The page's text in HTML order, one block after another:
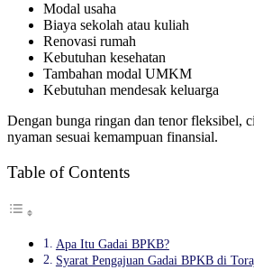
Modal usaha
Biaya sekolah atau kuliah
Renovasi rumah
Kebutuhan kesehatan
Tambahan modal UMKM
Kebutuhan mendesak keluarga
Dengan bunga ringan dan tenor fleksibel,
nyaman sesuai kemampuan finansial.
Table of Contents
Apa Itu Gadai BPKB?
Syarat Pengajuan Gadai BPKB di